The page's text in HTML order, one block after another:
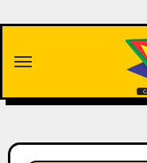
contenido